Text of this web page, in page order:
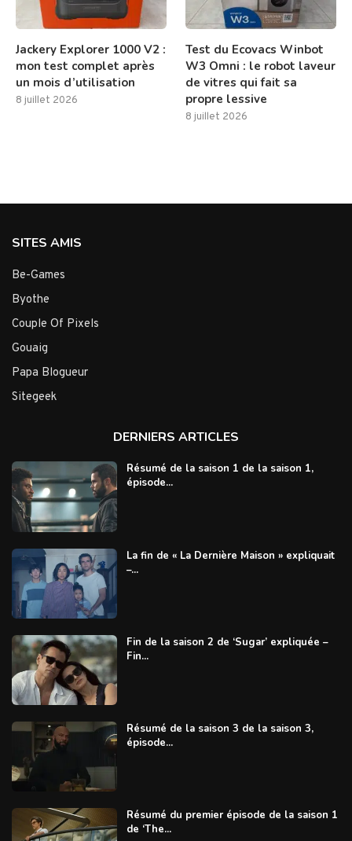
Jackery Explorer 1000 V2 :
mon test complet après
un mois d’utilisation
8 juillet 2026
Test du Ecovacs Winbot
W3 Omni : le robot laveur
de vitres qui fait sa
propre lessive
8 juillet 2026
SITES AMIS
Be-Games
Byothe
Couple Of Pixels
Gouaig
Papa Blogueur
Sitegeek
DERNIERS ARTICLES
Résumé de la saison 1 de la saison 1,
épisode...
La fin de « La Dernière Maison » expliquait
–...
Fin de la saison 2 de ‘Sugar’ expliquée –
Fin...
Résumé de la saison 3 de la saison 3,
épisode...
Résumé du premier épisode de la saison 1
de ‘The...